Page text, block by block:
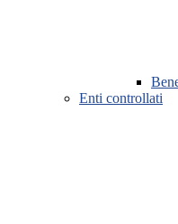
Enti controllati